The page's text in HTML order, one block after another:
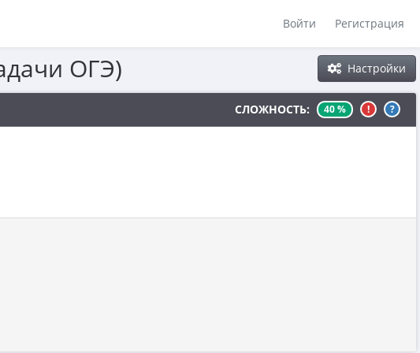
Войти Регистрация
Настройки
ОГЭ)
СЛОЖНОСТЬ: 40 % ! ?